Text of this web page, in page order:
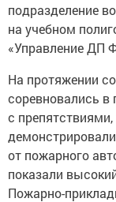
подразделение
на учебном
«Управление ДП
На протяжении
соревновались в
с
от пожарного
показали
Пожарно-